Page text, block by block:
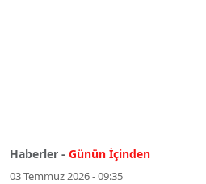
Haberler - Günün İçinden
03 Temmuz 2026 - 09:35